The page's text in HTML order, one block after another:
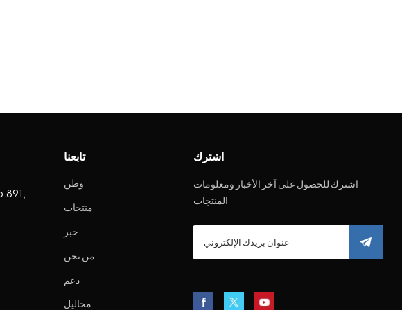
تابعنا
وطن
منتجات
خبر
من نحن
دعم
محاليل
اشترك
اشترك للحصول على آخر الأخبار ومعلومات
المنتجات